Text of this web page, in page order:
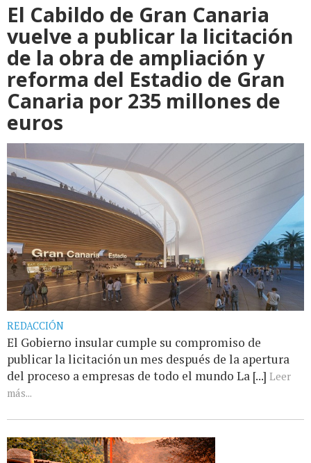
El Cabildo de Gran Canaria
vuelve a publicar la licitación
de la obra de ampliación y
reforma del Estadio de Gran
Canaria por 235 millones de
euros
REDACCIÓN
El Gobierno insular cumple su compromiso de
publicar la licitación un mes después de la apertura
del proceso a empresas de todo el mundo La [...] Leer
más...